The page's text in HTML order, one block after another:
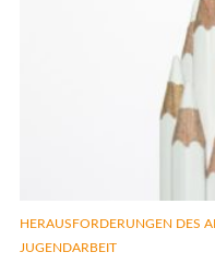
HERAUSFORDERUNGEN DES
JUGENDARBEIT